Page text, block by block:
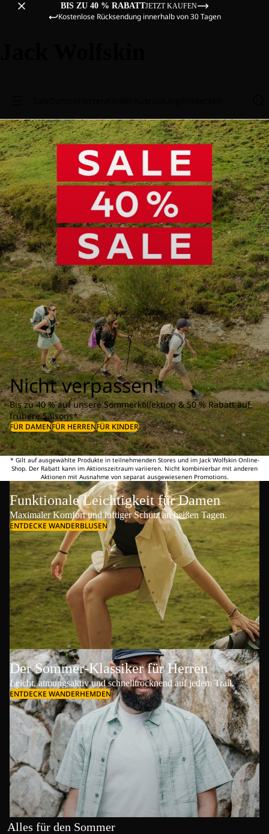
BIS ZU 40 % RABATTJETZT KAUFEN
Kostenlose Rücksendung innerhalb von 30 Tagen
Nicht verpassen!
Bis zu 40 % auf unsere Sommerkollektion & 50 % Rabatt auf
frühere Saisons*
FÜR DAMENFÜR HERRENFÜR KINDER
* Gilt auf ausgewählte Produkte in teilnehmenden Stores und im Jack Wolfskin Online-
Shop. Der Rabatt kann im Aktionszeitraum variieren. Nicht kombinierbar mit anderen
Aktionen mit Ausnahme von separat ausgewiesenen Promotions.
Funktionale Leichtigkeit für Damen
Maximaler Komfort und luftiger Schutz an heißen Tagen.
ENTDECKE WANDERBLUSEN
Der Sommer-Klassiker für Herren
Leicht, atmungsaktiv und schnelltrocknend auf jedem Trail.
ENTDECKE WANDERHEMDEN
Alles für den Sommer